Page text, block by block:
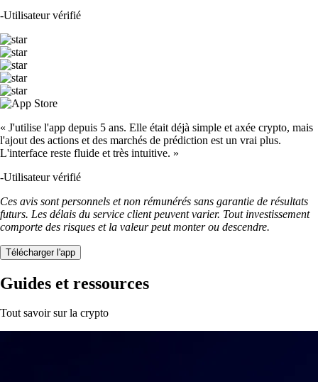
-Utilisateur vérifié
« J'utilise l'app depuis 5 ans. Elle était déjà simple et axée crypto, mais
l'ajout des actions et des marchés de prédiction est un vrai plus.
L'interface reste fluide et très intuitive. »
-Utilisateur vérifié
Ces avis sont personnels et non rémunérés sans garantie de résultats
futurs. Les délais du service client peuvent varier. Tout investissement
comporte des risques et la valeur peut monter ou descendre.
Télécharger l'app
Guides et ressources
Tout savoir sur la crypto